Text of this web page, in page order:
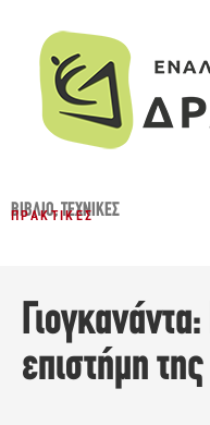
ΒΙΒΛΊΟ,ΤΕΧΝΙΚΈΣ
ΠΡΑΚΤΙΚΈΣ
επιστήμη